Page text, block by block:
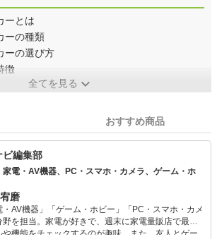
ーとは
ーの種類
ーの選び方
徴
全てを見る
おすすめ商品
ビ編集部
家電・AV機器、PC・スマホ・カメラ、ゲーム・ホ
磨
・AV機器」「ゲーム・ホビー」「PC・スマホ・カメ
野を担当。家電が好きで、週末に家電量販店で最新
や機能をチェックするのが趣味。また、友人とゲー